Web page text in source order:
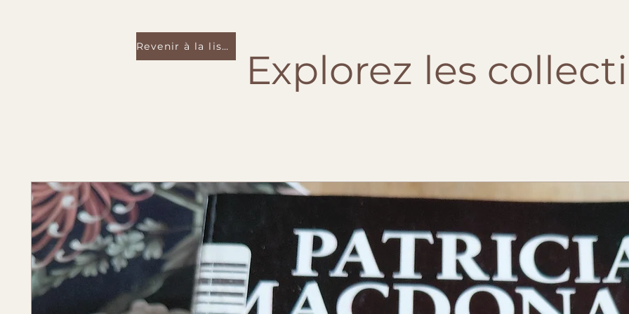
Explorez les
Revenir à la liste